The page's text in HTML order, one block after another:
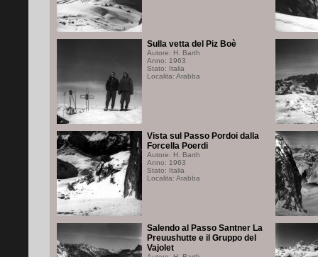
Sulla vetta del Piz Boè
Autore: H. Barth
Anno: 1963
Stato: Italia
Localita: Arabba
Vista sul Passo Pordoi dalla
Forcella Poerdi
Autore: H. Barth
Anno: 1963
Stato: Italia
Localita: Arabba
Salendo al Passo Santner La
Preuushutte e il Gruppo del
Vajolet